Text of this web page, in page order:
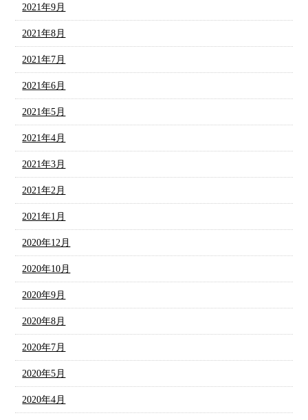
2021年9月
2021年8月
2021年7月
2021年6月
2021年5月
2021年4月
2021年3月
2021年2月
2021年1月
2020年12月
2020年10月
2020年9月
2020年8月
2020年7月
2020年5月
2020年4月